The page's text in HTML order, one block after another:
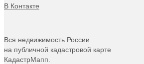
В Контакте
Вся недвижимость России
на публичной кадастровой карте
КадастрМапп.